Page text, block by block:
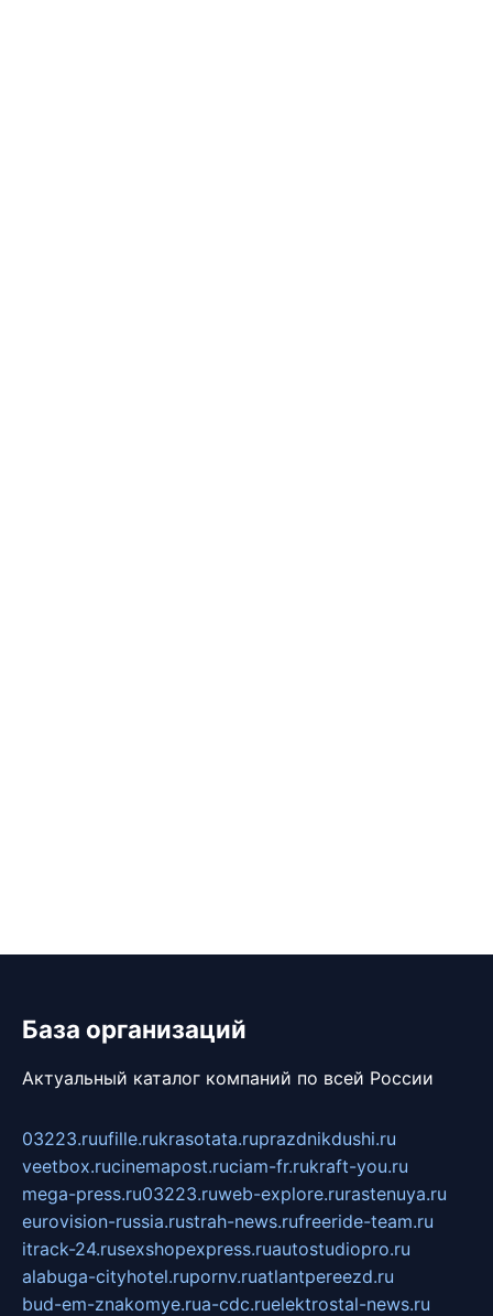
База организаций
Актуальный каталог компаний по всей России
03223.ruufille.rukrasotata.ruprazdnikdushi.ru
veetbox.rucinemapost.ruciam-fr.rukraft-you.ru
mega-press.ru03223.ruweb-explore.rurastenuya.ru
eurovision-russia.rustrah-news.rufreeride-team.ru
itrack-24.rusexshopexpress.ruautostudiopro.ru
alabuga-cityhotel.rupornv.ruatlantpereezd.ru
bud-em-znakomye.rua-cdc.ruelektrostal-news.ru